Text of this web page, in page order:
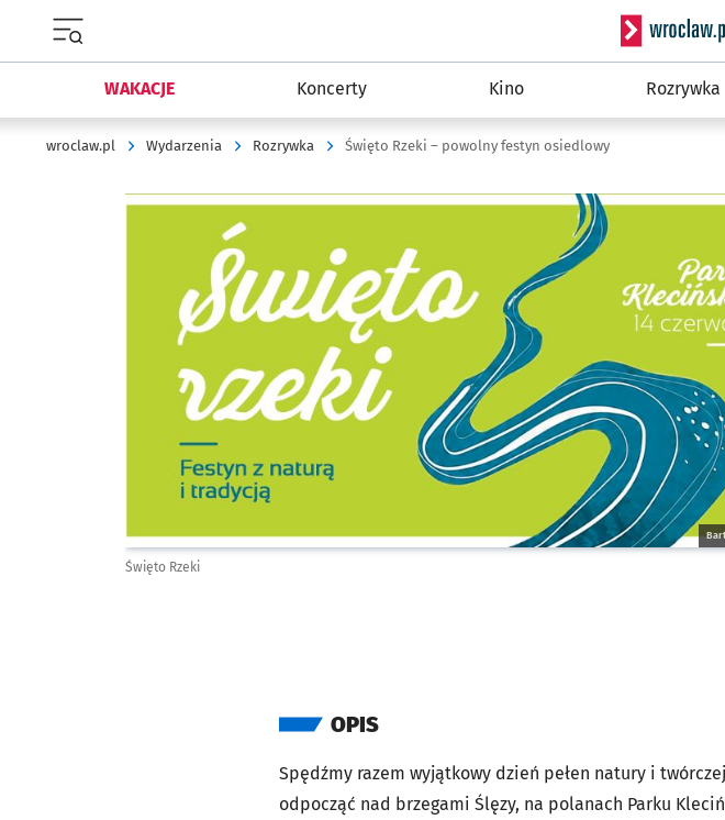
Serwis
WAKACJE Koncerty Kino Rozrywka
wroclaw.pl Wydarzenia Rozrywka Święto Rzeki – powolny festyn osiedlowy
Kliknij, aby powiększyć
Święto Rzeki
OPIS
Spędźmy razem wyjątkowy dzień pełen natury i
odpocząć nad brzegami Ślęzy, na polanach Parku